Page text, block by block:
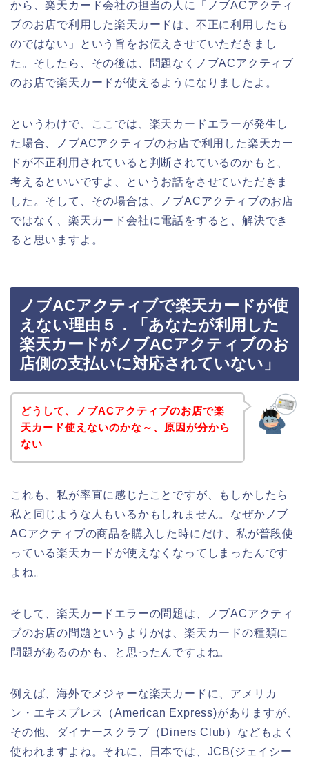
から、楽天カード会社の担当の人に「ノブACアクティ
ブのお店で利用した楽天カードは、不正に利用したも
のではない」という旨をお伝えさせていただきまし
た。そしたら、その後は、問題なくノブACアクティブ
のお店で楽天カードが使えるようになりましたよ。
というわけで、ここでは、楽天カードエラーが発生し
た場合、ノブACアクティブのお店で利用した楽天カー
ドが不正利用されていると判断されているのかもと、
考えるといいですよ、というお話をさせていただきま
した。そして、その場合は、ノブACアクティブのお店
ではなく、楽天カード会社に電話をすると、解決でき
ると思いますよ。
ノブACアクティブで楽天カードが使
えない理由５．「あなたが利用した
楽天カードがノブACアクティブのお
店側の支払いに対応されていない」
どうして、ノブACアクティブのお店で楽
天カード使えないのかな～、原因が分から
ない
これも、私が率直に感じたことですが、もしかしたら
私と同じような人もいるかもしれません。なぜかノブ
ACアクティブの商品を購入した時にだけ、私が普段使
っている楽天カードが使えなくなってしまったんです
よね。
そして、楽天カードエラーの問題は、ノブACアクティ
ブのお店の問題というよりかは、楽天カードの種類に
問題があるのかも、と思ったんですよね。
例えば、海外でメジャーな楽天カードに、アメリカ
ン・エキスプレス（American Express)がありますが、
その他、ダイナースクラブ（Diners Club）などもよく
使われますよね。それに、日本では、JCB(ジェイシー